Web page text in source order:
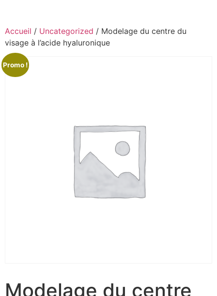
Accueil / Uncategorized / Modelage du centre du
visage à l’acide hyaluronique
Promo !
Modelage du centre